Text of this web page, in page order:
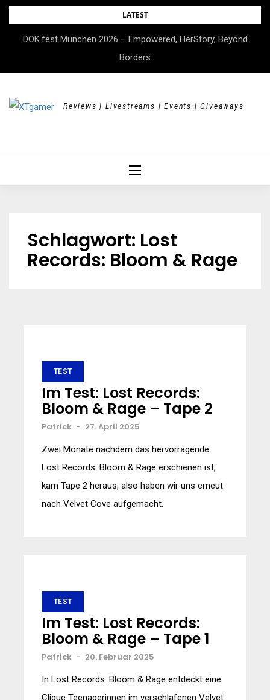
Skip
content
LATEST
DOK.fest München 2026 – Empowered, HerStory, Beyond
Borders
Reviews | Livestreams | Events | Giveaways
Schlagwort: Lost
Records: Bloom & Rage
TEST
Im Test: Lost Records:
Bloom & Rage – Tape 2
Patrick - 27. April 2025
Zwei Monate nachdem das hervorragende
Lost Records: Bloom & Rage erschienen ist,
kam Tape 2 heraus, also haben wir uns erneut
nach Velvet Cove aufgemacht.
TEST
Im Test: Lost Records:
Bloom & Rage – Tape 1
Patrick - 20. Februar 2025
In Lost Records: Bloom & Rage entdeckt eine
Clique Teenagerinnen im verschlafenen Velvet